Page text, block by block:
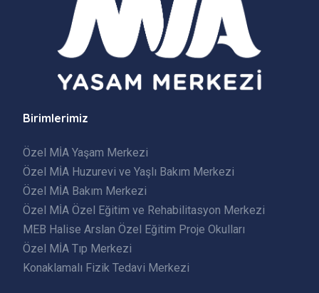
Birimlerimiz
Özel MİA Yaşam Merkezi
Özel MİA Huzurevi ve Yaşlı Bakım Merkezi
Özel MİA Bakım Merkezi
Özel MİA Özel Eğitim ve Rehabilitasyon Merkezi
MEB Halise Arslan Özel Eğitim Proje Okulları
Özel MİA Tıp Merkezi
Konaklamalı Fizik Tedavi Merkezi